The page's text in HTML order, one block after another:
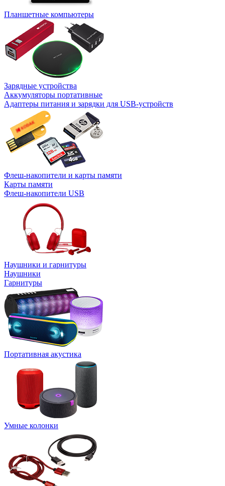
Планшетные компьютеры
Зарядные устройства
Аккумуляторы портативные
Адаптеры питания и зарядки для USB-устройств
Флеш-накопители и карты памяти
Карты памяти
Флеш-накопители USB
Наушники и гарнитуры
Наушники
Гарнитуры
Портативная акустика
Умные колонки